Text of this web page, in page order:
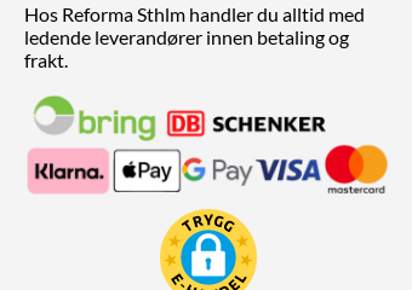
Hos Reforma Sthlm handler du alltid med
ledende leverandører innen betaling og
frakt.